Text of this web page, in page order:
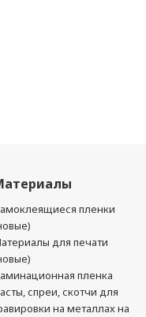
пленки
для печати
пленка
спреи, скотчи для
на металлах на